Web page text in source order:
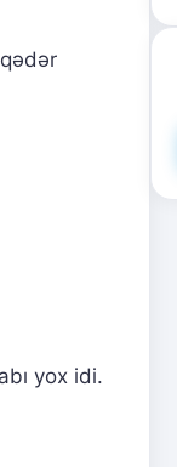
yox idi.